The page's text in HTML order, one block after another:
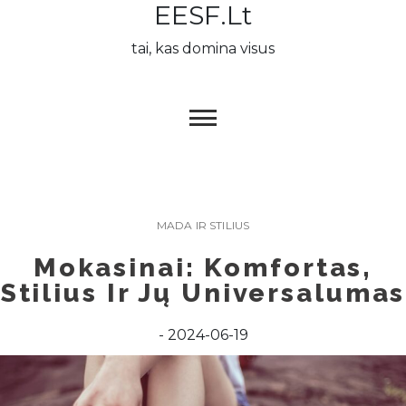
EESF.lt
tai, kas domina visus
MADA IR STILIUS
Mokasinai: Komfortas,
Stilius Ir Jų Universalumas
2024-06-19